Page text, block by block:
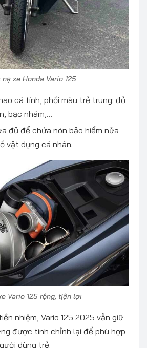
nạ xe Honda Vario 125
cá tính, phối màu trẻ trung: đỏ
bạc nhám,…
đủ để chứa nón bảo hiểm nửa
vật dụng cá nhân.
Vario 125 rộng, tịện lợi
nhiệm, Vario 125 2025 vẫn giữ
được tinh chỉnh lại để phù hợp
dùng trẻ.